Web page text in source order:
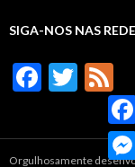
SIGA-NOS NAS
F
e
T
itt d
Orgulhosamente